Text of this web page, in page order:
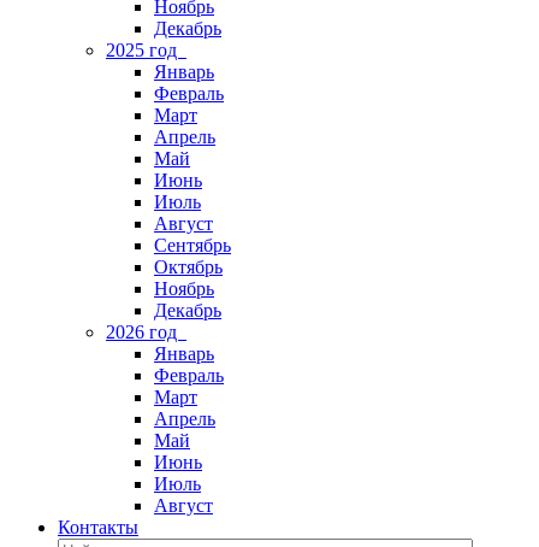
Ноябрь
Декабрь
2025 год
Январь
Февраль
Март
Апрель
Май
Июнь
Июль
Август
Сентябрь
Октябрь
Ноябрь
Декабрь
2026 год
Январь
Февраль
Март
Апрель
Май
Июнь
Июль
Август
Контакты